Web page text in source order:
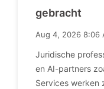
gebracht
Aug 4, 2026 8:06
Juridische
en AI-partners
Services werken